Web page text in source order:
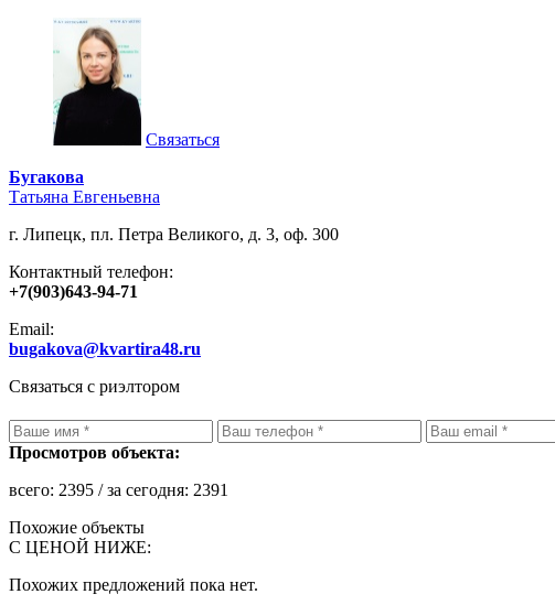
Связаться
Бугакова
Татьяна Евгеньевна
г. Липецк, пл. Петра Великого, д. 3, оф. 300
Контактный телефон:
+7(903)643-94-71
Email:
bugakova@kvartira48.ru
Связаться с риэлтором
Просмотров объекта:
всего: 2395 / за сегодня: 2391
Похожие объекты
С ЦЕНОЙ НИЖЕ:
Похожих предложений пока нет.